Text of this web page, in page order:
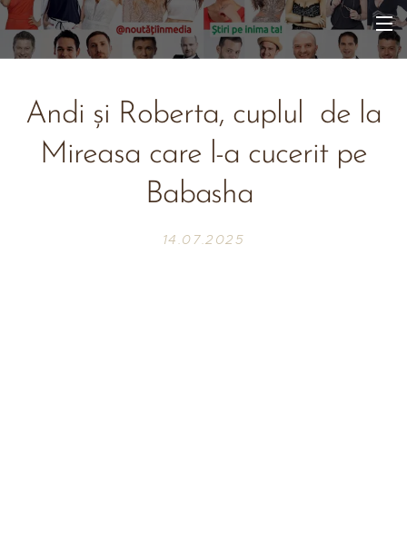
Andi și Roberta, cuplul de la
Mireasa care l-a cucerit pe
Babasha
14.07.2025